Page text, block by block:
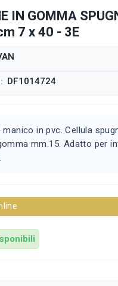
IN GOMMA
7 x 40 - 3E
DF1014724
in pvc. Cellula
mm.15. Adatto per